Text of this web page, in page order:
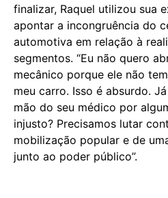
finalizar, Raquel utilizou sua
apontar a incongruência do
automotiva em relação à
segmentos. “Eu não quero
mecânico porque ele não
meu carro. Isso é absurdo.
mão do seu médico por
injusto? Precisamos lutar
mobilização popular e de
junto ao poder público”.